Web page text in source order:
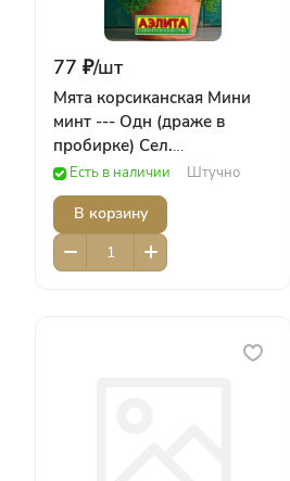
77 ₽/шт
Мята корсиканская Мини
минт --- Одн (драже в
пробирке) Сел.
PanAmerican Seed 3шт Ц/П /
АЭЛИТА САД Аэлита
ОВОЩИ
Есть в наличии Штучно
В корзину